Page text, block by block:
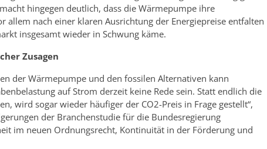
hingegen deutlich, dass die Wärmepumpe ihre
allem nach einer klaren Ausrichtung der Energiepreise entfalten
insgesamt wieder in Schwung käme.
Zusagen
der Wärmepumpe und den fossilen Alternativen kann
auf Strom derzeit keine Rede sein. Statt endlich die
wird sogar wieder häufiger der CO2-Preis in Frage gestellt“,
der Branchenstudie für die Bundesregierung
im neuen Ordnungsrecht, Kontinuität in der Förderung und